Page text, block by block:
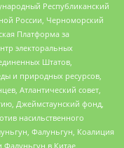
Республиканский
России, Черноморский
Платформа за
электоральных
Штатов,
и природных ресурсов,
Атлантический совет,
Джеймстаунский фонд,
насильственного
Фалуньгун, Коалиция
в Китае,